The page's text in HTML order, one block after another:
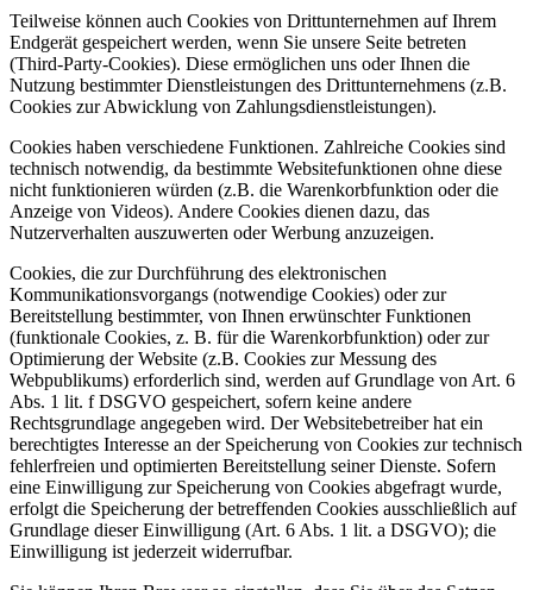
Teilweise können auch Cookies von Drittunternehmen auf Ihrem
Endgerät gespeichert werden, wenn Sie unsere Seite betreten
(Third-Party-Cookies). Diese ermöglichen uns oder Ihnen die
Nutzung bestimmter Dienstleistungen des Drittunternehmens (z.B.
Cookies zur Abwicklung von Zahlungsdienstleistungen).
Cookies haben verschiedene Funktionen. Zahlreiche Cookies sind
technisch notwendig, da bestimmte Websitefunktionen ohne diese
nicht funktionieren würden (z.B. die Warenkorbfunktion oder die
Anzeige von Videos). Andere Cookies dienen dazu, das
Nutzerverhalten auszuwerten oder Werbung anzuzeigen.
Cookies, die zur Durchführung des elektronischen
Kommunikationsvorgangs (notwendige Cookies) oder zur
Bereitstellung bestimmter, von Ihnen erwünschter Funktionen
(funktionale Cookies, z. B. für die Warenkorbfunktion) oder zur
Optimierung der Website (z.B. Cookies zur Messung des
Webpublikums) erforderlich sind, werden auf Grundlage von Art. 6
Abs. 1 lit. f DSGVO gespeichert, sofern keine andere
Rechtsgrundlage angegeben wird. Der Websitebetreiber hat ein
berechtigtes Interesse an der Speicherung von Cookies zur technisch
fehlerfreien und optimierten Bereitstellung seiner Dienste. Sofern
eine Einwilligung zur Speicherung von Cookies abgefragt wurde,
erfolgt die Speicherung der betreffenden Cookies ausschließlich auf
Grundlage dieser Einwilligung (Art. 6 Abs. 1 lit. a DSGVO); die
Einwilligung ist jederzeit widerrufbar.